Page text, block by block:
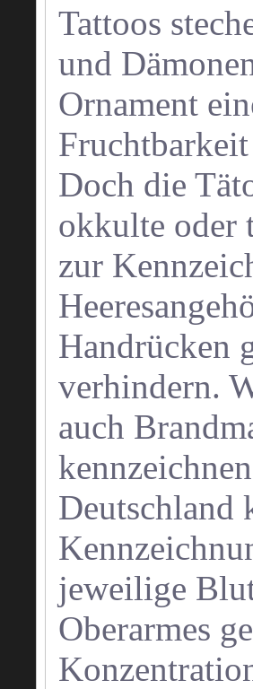
Tattoos
und
Ornament
Doch die
okkulte oder
zur
Handrücken
verhindern.
auch
Deutschland
jeweilige
Oberarmes